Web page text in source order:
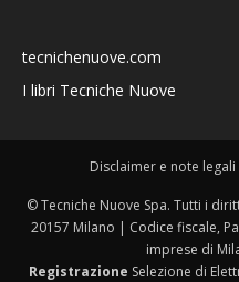
tecnichenuove.com
I libri Tecniche Nuove
Disclaimer e note legali
© Tecniche Nuove Spa. Tutti i
20157 Milano | Codice fiscale,
imprese di
Registrazione Selezione di